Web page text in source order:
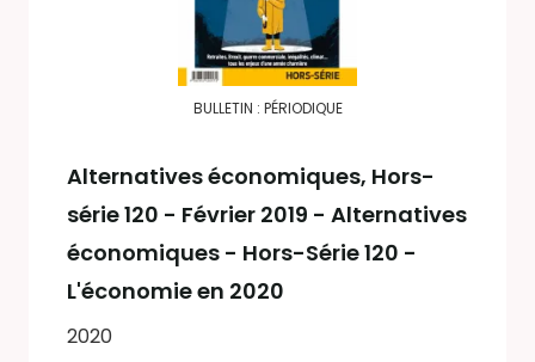
BULLETIN : PÉRIODIQUE
Alternatives économiques, Hors-
série 120 - Février 2019 - Alternatives
économiques - Hors-Série 120 -
L'économie en 2020
2020